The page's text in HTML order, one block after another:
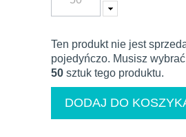
Ten produkt nie jest
pojedyńczo. Musisz
50 sztuk tego produktu.